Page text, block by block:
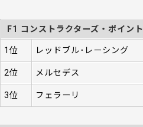
F1 コンストラクターズ・ポイント
1位 レッドブル･レーシング
2位 メルセデス
3位 フェラーリ